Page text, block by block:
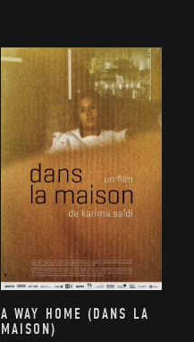
A WAY HOME (DANS LA
MAISON)